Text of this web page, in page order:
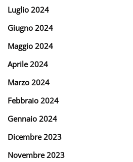
Luglio 2024
Giugno 2024
Maggio 2024
Aprile 2024
Marzo 2024
Febbraio 2024
Gennaio 2024
Dicembre 2023
Novembre 2023